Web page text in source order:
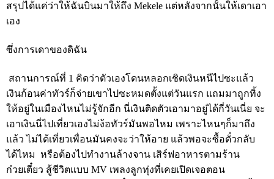
สรุปได้แค่ว่าให้ฉันบินมาให้ถึง Mekele แต่หลังจากนั้นให้เดาเอา
เอง
ซึ่งการเดาของดิฉัน
สถานการณ์ที่ 1 คิดว่าตัวเองโดนหลอกเชิดเงินหนีไปซะแล้ว
เงินก้อนค่าทัวร์ก็จ่ายเขาไปซะหมดตั้งแต่วันแรก แถมมาถูกทิ้ง
ให้อยู่ในเมืองไหนไม่รู้จักอีก นี่เงินติดตัวเอามาอยู่ได้กี่วันเนี่ย จะ
เอาเงินนี่ไปเที่ยวเองไม่ง้อทัวร์มันพอไหม เพราะไหนๆก็มาถึง
แล้ว ไม่ได้เที่ยวเพื่อนมันคงจะว่าให้อาย แล้วพอจะซื้อตั๋วกลับ
ได้ไหม หรือต้องไปทำงานล้างจาน เสิร์ฟอาหารตามร้าน
ก๋วยเตี๋ยว สู้ชีวิตแบบ MV เพลงลูกทุ่งที่เคยเปิดเจอตอน